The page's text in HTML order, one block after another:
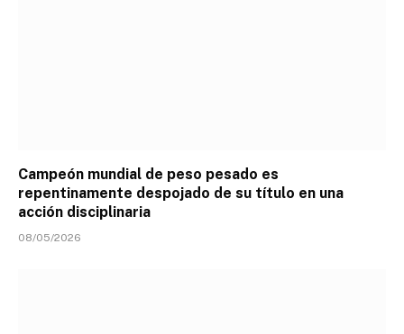
Campeón mundial de peso pesado es
repentinamente despojado de su título en una
acción disciplinaria
08/05/2026